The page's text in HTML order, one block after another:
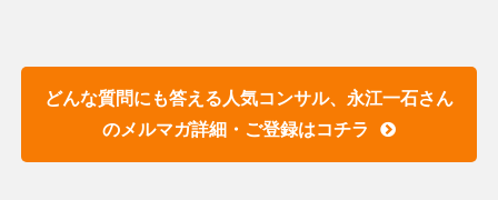
どんな質問にも答える人気コンサル、永江一石さん
のメルマガ詳細・ご登録はコチラ